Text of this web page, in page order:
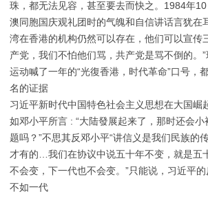
珠，都无法见容，甚至要去而快之。1984年
澳同胞国庆观礼团时的气魄和自信讲话言犹在
湾在香港的机构仍然可以存在，他们可以宣传
产党，我们不怕他们骂，共产党是骂不倒的。
运动喊了一年的“光復香港，时代革命”口号，
名的证据
习近平新时代中国特色社会主义思想在大国崛
如邓小平所言 : “大陆發展起来了，那时还会
题吗？”不思其反邓小平“讲信义是我们民族的
才有的…我们在协议中说五十年不变，就是五
不会变，下一代也不会变。”只能说，习近平
不如一代